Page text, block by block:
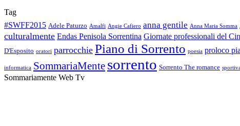
Tag
#SWFF2015 Adele Paturzo Amalfi Angie Cafiero anna gentile Anna Maria Somma
culturalmente Endas Penisola Sorrentina Giornate professionali del
D'Esposito oratori parrocchie Piano di Sorrento poesia proloco
informatica SommariaMente sorrento Sorrento The romance
Sommariamente Web Tv